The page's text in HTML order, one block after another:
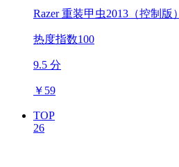
Razer 重装甲虫2013（控制版）
热度指数100
9.5 分
￥ 59
TOP
26